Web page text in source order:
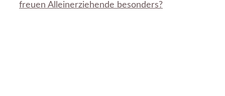
freuen Alleinerziehende besonders?